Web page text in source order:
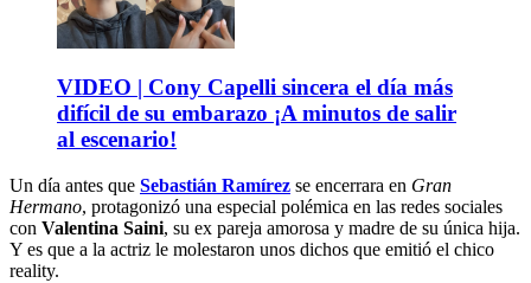
VIDEO | Cony Capelli sincera el día más
difícil de su embarazo ¡A minutos de salir
al escenario!
Un día antes que Sebastián Ramírez se encerrara en Gran
Hermano, protagonizó una especial polémica en las redes sociales
con Valentina Saini, su ex pareja amorosa y madre de su única hija.
Y es que a la actriz le molestaron unos dichos que emitió el chico
reality.